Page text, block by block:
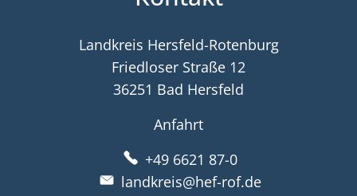
Landkreis Hersfeld-Rotenburg
Friedloser Straße 12
36251 Bad Hersfeld
Anfahrt
+49 6621 87-0
landkreis@hef-rof.de